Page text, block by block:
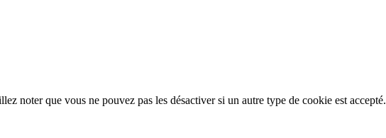
noter que vous ne pouvez pas les désactiver si un autre type de cookie est accepté.